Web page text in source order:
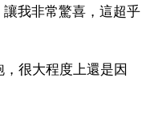
我非常驚喜，這超乎
很大程度上還是因